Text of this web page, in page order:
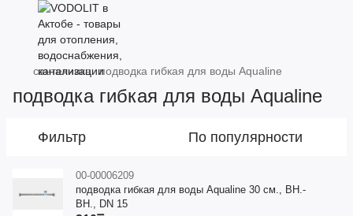
сантехника подводка гибкая для воды Aqualine
подводка гибкая для воды Aqualine
Фильтр По популярности
00-00006209
подводка гибкая для воды Aqualine 30 см., ВН.-
ВН., DN 15